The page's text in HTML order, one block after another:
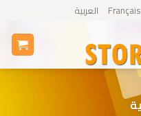
Français العربية